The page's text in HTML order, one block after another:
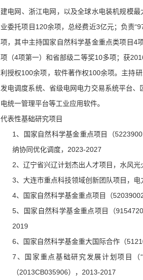
建电网、浙江电网，以及全球水电装机规模
业委托项目120余项，总经费近3亿元；负责
项，其中主持国家自然科学基金重点类项目4
项（4项第一）和省部级二等奖10多项；获
利授权100余项，软件著作权100余项。主持
发电调度系统、省级电网电力交易系统平台
电统一管理平台等工业应用软件。
代表性基础研究项目
1、国家自然科学基金重点项目（
纳协同优化调度，2023-2027
2、辽宁省兴辽计划杰出人才项目，水风
3、大连市重点科技领域创新团队项目，
4、国家自然科学基金重点项目（
5、国家自然科学基金重点项目（
2019
6、国家自然科学基金重大国际合作（
7、国家重点基础研究发展计划项目（
（2013CB035906），2013-2017